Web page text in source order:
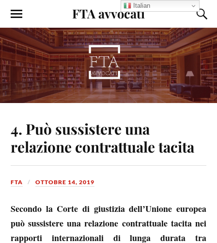
FTA avvocati
4. Può sussistere una
relazione contrattuale tacita
FTA OTTOBRE 14, 2019
Secondo la Corte di giustizia dell’Unione europea
può sussistere una relazione contrattuale tacita nei
rapporti internazionali di lunga durata tra
Italian